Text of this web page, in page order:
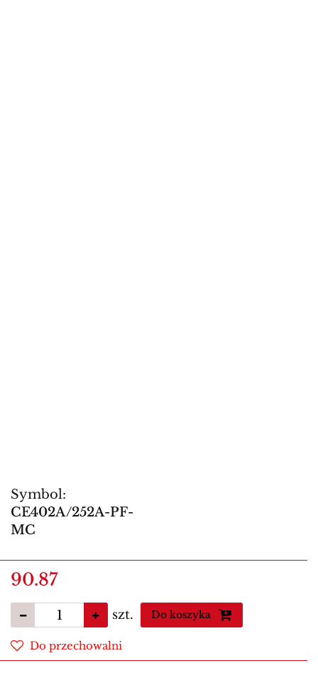
Symbol:
CE402A/252A-PF-
MC
90.87
szt. Do koszyka
Do przechowalni